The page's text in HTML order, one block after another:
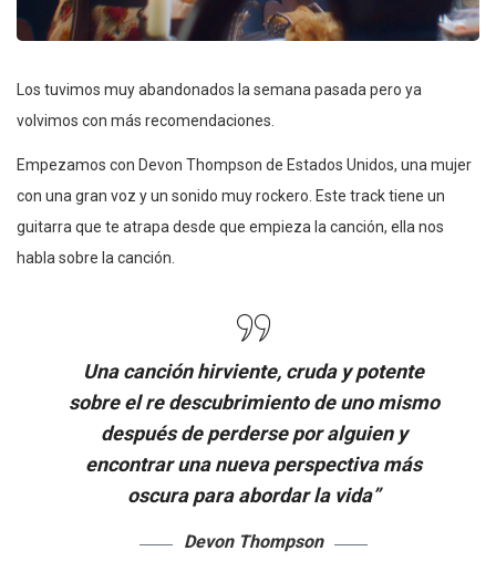
Los tuvimos muy abandonados la semana pasada pero ya
volvimos con más recomendaciones.
Empezamos con Devon Thompson de Estados Unidos, una mujer
con una gran voz y un sonido muy rockero. Este track tiene un
guitarra que te atrapa desde que empieza la canción, ella nos
habla sobre la canción.
Una canción hirviente, cruda y potente
sobre el re descubrimiento de uno mismo
después de perderse por alguien y
encontrar una nueva perspectiva más
oscura para abordar la vida”
Devon Thompson